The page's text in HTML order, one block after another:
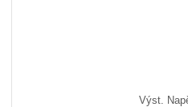
Výst.